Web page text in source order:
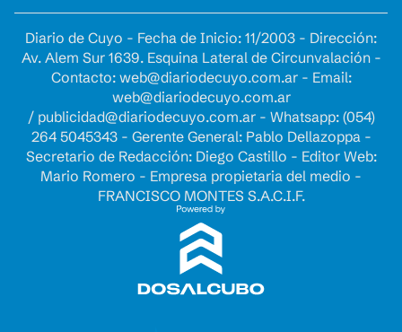
Diario de Cuyo - Fecha de Inicio: 11/2003 - Dirección:
Av. Alem Sur 1639. Esquina Lateral de Circunvalación -
Contacto: web@diariodecuyo.com.ar- Email:
web@diariodecuyo.com.ar
/ publicidad@diariodecuyo.com.ar- Whatsapp: (054)
264 5045343 - Gerente General: Pablo Dellazoppa -
Secretario de Redacción: Diego Castillo - Editor Web:
Mario Romero - Empresa propietaria del medio -
FRANCISCO MONTES S.A.C.I.F.